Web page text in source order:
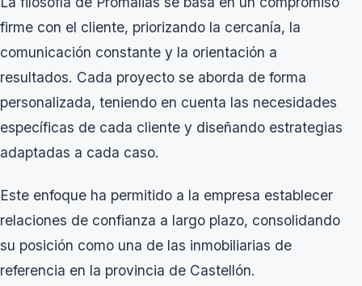
firme con el cliente, priorizando la cercanía, la
comunicación constante y la orientación a
resultados. Cada proyecto se aborda de forma
personalizada, teniendo en cuenta las necesidades
específicas de cada cliente y diseñando estrategias
adaptadas a cada caso.
Este enfoque ha permitido a la empresa establecer
relaciones de confianza a largo plazo, consolidando
su posición como una de las inmobiliarias de
referencia en la provincia de Castellón.